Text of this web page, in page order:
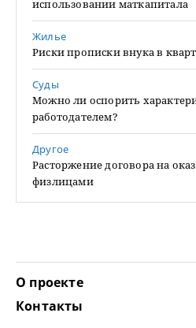
использовании маткапитала
Жилье
Риски прописки внука в
Суды
Можно ли оспорить
работодателем?
Другое
Расторжение договора на
физлицами
О проекте
Контакты